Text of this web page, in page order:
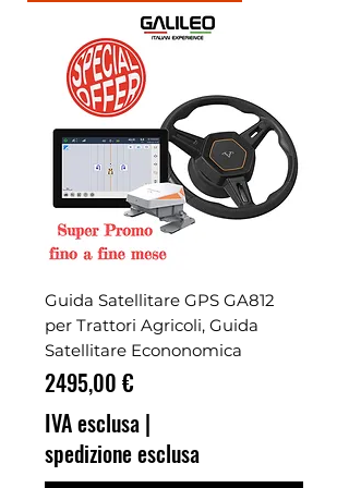
Guida Satellitare GPS GA812
per Trattori Agricoli, Guida
Satellitare Econonomica
Prezzo
2495,00 €
IVA esclusa |
spedizione esclusa